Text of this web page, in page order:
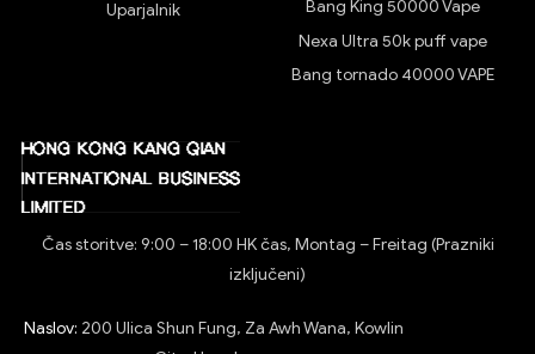
Uparjalnik
Bang King 50000 Vape
Nexa Ultra 50k puff vape
Bang tornado 40000 VAPE
Čas storitve: 9:00 – 18:00 HK čas, Montag – Freitag (Prazniki
izključeni)
Naslov: 200 Ulica Shun Fung, Za Awh Wana, Kowlin